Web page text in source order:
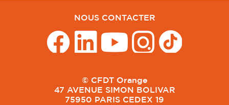
NOUS CONTACTER
© CFDT Orange
47 AVENUE SIMON BOLIVAR
75950 PARIS CEDEX 19